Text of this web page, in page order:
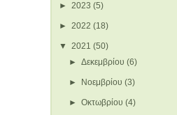
► 2023 (5)
► 2022 (18)
▼ 2021 (50)
►Δεκεμβρίου (6)
► Νοεμβρίου (3)
►Οκτωβρίου (4)